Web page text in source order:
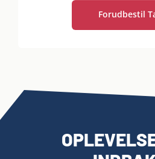
Forudbestil